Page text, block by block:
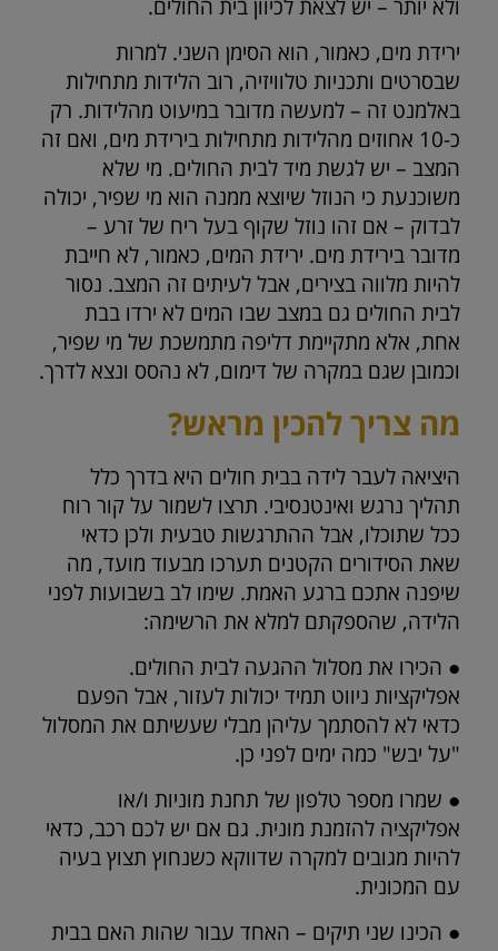
ולא יותר – יש לצאת לכיוון בית החולים.
ירידת מים, כאמור, הוא הסימן השני. למרות
שבסרטים ותכניות טלוויזיה, רוב הלידות מתחילות
באלמנט זה – למעשה מדובר במיעוט מהלידות. רק
כ-10 אחוזים מהלידות מתחילות בירידת מים, ואם זה
המצב – יש לגשת מיד לבית החולים. מי שלא
משוכנעת כי הנוזל שיוצא ממנה הוא מי שפיר, יכולה
לבדוק – אם זהו נוזל שקוף בעל ריח של זרע –
מדובר בירידת מים. ירידת המים, כאמור, לא חייבת
להיות מלווה בצירים, אבל לעיתים זה המצב. נסור
לבית החולים גם במצב שבו המים לא ירדו בבת
אחת, אלא מתקיימת דליפה מתמשכת של מי שפיר,
וכמובן שגם במקרה של דימום, לא נהסס ונצא לדרך.
מה צריך להכין מראש?
היציאה לעבר לידה בבית חולים היא בדרך כלל
תהליך נרגש ואינטנסיבי. תרצו לשמור על קור רוח
ככל שתוכלו, אבל ההתרגשות טבעית ולכן כדאי
שאת הסידורים הקטנים תערכו מבעוד מועד, מה
שיפנה אתכם ברגע האמת. שימו לב בשבועות לפני
הלידה, שהספקתם למלא את הרשימה:
● הכירו את מסלול ההגעה לבית החולים.
אפליקציות ניווט תמיד יכולות לעזור, אבל הפעם
כדאי לא להסתמך עליהן מבלי שעשיתם את המסלול
"על יבש" כמה ימים לפני כן.
● שמרו מספר טלפון של תחנת מוניות ו/או
אפליקציה להזמנת מונית. גם אם יש לכם רכב, כדאי
להיות מגובים למקרה שדווקא כשנחוץ תצוץ בעיה
עם המכונית.
● הכינו שני תיקים – האחד עבור שהות האם בבית